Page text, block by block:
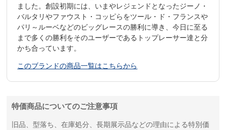
ました。創設初期には、いまやレジェンドとなったジーノ・
バルタリやファウスト・コッピらをツール・ド・フランスや
パリ～ルーベなどのビッグレースの勝利に導き、今日に至る
まで多くの勝利をそのユーザーであるトップレーサー達と分
かち合っています。
このブランドの商品一覧はこちらから
特価商品についてのご注意事項
旧品、型落ち、在庫処分、長期展示品などの理由による特別価